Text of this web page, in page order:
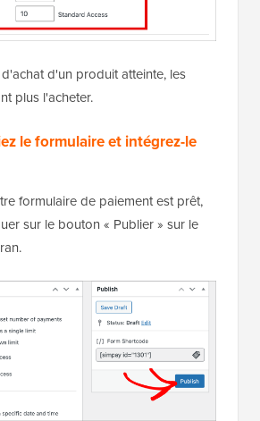
d'un produit atteinte, les
plus l'acheter.
le formulaire et intégrez-le
formulaire de paiement est prêt,
sur le bouton « Publier » sur le